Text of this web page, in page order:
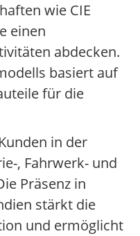
wie CIE
einen
abdecken.
basiert auf
für die
in der
, Fahrwerk- und
Präsenz in
stärkt die
und ermöglicht